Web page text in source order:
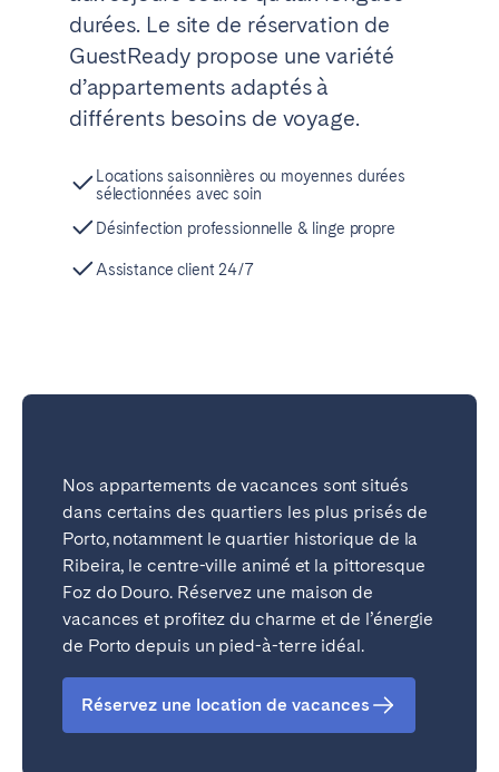
durées. Le site de réservation de
GuestReady propose une variété
d’appartements adaptés à
différents besoins de voyage.
Nos appartements de vacances sont situés
dans certains des quartiers les plus prisés de
Porto, notamment le quartier historique de la
Ribeira, le centre-ville animé et la pittoresque
Foz do Douro. Réservez une maison de
vacances et profitez du charme et de l’énergie
de Porto depuis un pied-à-terre idéal.
Réservez une location de vacances
Locations saisonnières ou moyennes durées
sélectionnées avec soin
Désinfection professionnelle & linge propre
Assistance client 24/7
ÉMIRATS ARABES UNIS
ROYAUME-UNI
ANGLETERRE
WALES
Cardiff
PORTUGAL
Albufeira
Aveiro
Coimbra
Évora
Leiria
Lisbonne